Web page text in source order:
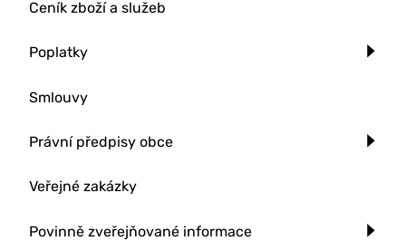
Ceník zboží a služeb
Poplatky
Smlouvy
Právní předpisy obce
Veřejné zakázky
Povinně zveřejňované informace